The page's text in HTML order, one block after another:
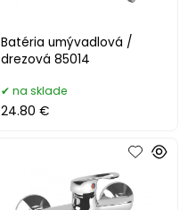
Batéria umývadlová /
drezová 85014
na sklade
24.80 €